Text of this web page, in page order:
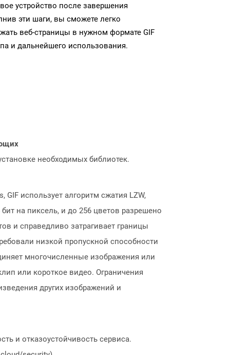
устройство после завершения
эти шаги, вы сможете легко
веб-страницы в нужном формате GIF
и дальнейшего использования.
необходимых библиотек.
использует алгоритм сжатия LZW,
на пиксель, и до 256 цветов разрешено
и справедливо затрагивает границы
низкой пропускной способности
многочисленные изображения или
или короткое видео. Ограничения
других изображений и
и отказоустойчивость сервиса.